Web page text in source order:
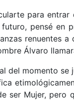
para
pensé en
renuentes
Álvaro
del momento
ser Mujer, pero